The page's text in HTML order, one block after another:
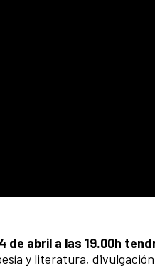
de abril a las 19.00h
y literatura,